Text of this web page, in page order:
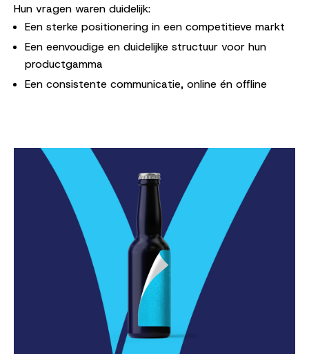
Hun vragen waren duidelijk:
Een sterke positionering in een competitieve markt
Een eenvoudige en duidelijke structuur voor hun
productgamma
Een consistente communicatie, online én offline